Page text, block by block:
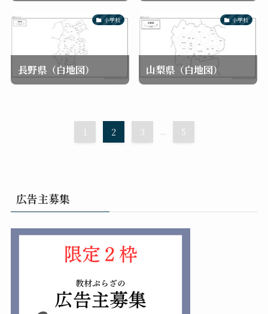
小学校
長野県（白地図）
小学校
山梨県（白地図）
1 2 3 ... 5
広告主募集